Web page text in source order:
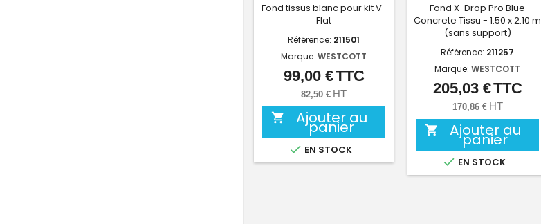
Fond tissus blanc pour kit V-
Flat
Référence: 211501
Marque: WESTCOTT
Prix
99,00 €TTC
82,50 € HT
 Ajouter au
panier
 EN STOCK
Fond X-Drop Pro Blue
Concrete Tissu - 1.50 x 2.10 m
(sans support)
Référence: 211257
Marque: WESTCOTT
Prix
205,03 €TTC
170,86 € HT
 Ajouter au
panier
 EN STOCK